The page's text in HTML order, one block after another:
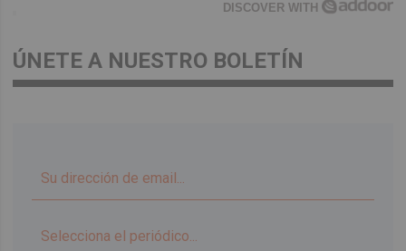
DISCOVER WITH
ÚNETE A NUESTRO BOLETÍN